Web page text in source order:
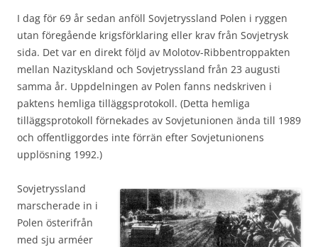
I dag för 69 år sedan anföll Sovjetryssland Polen i ryggen
utan föregående krigsförklaring eller krav från Sovjetrysk
sida. Det var en direkt följd av Molotov-Ribbentroppakten
mellan Nazityskland och Sovjetryssland från 23 augusti
samma år. Uppdelningen av Polen fanns nedskriven i
paktens hemliga tilläggsprotokoll. (Detta hemliga
tilläggsprotokoll förnekades av Sovjetunionen ända till 1989
och offentliggordes inte förrän efter Sovjetunionens
upplösning 1992.)
Sovjetryssland
marscherade in i
Polen österifrån
med sju arméer